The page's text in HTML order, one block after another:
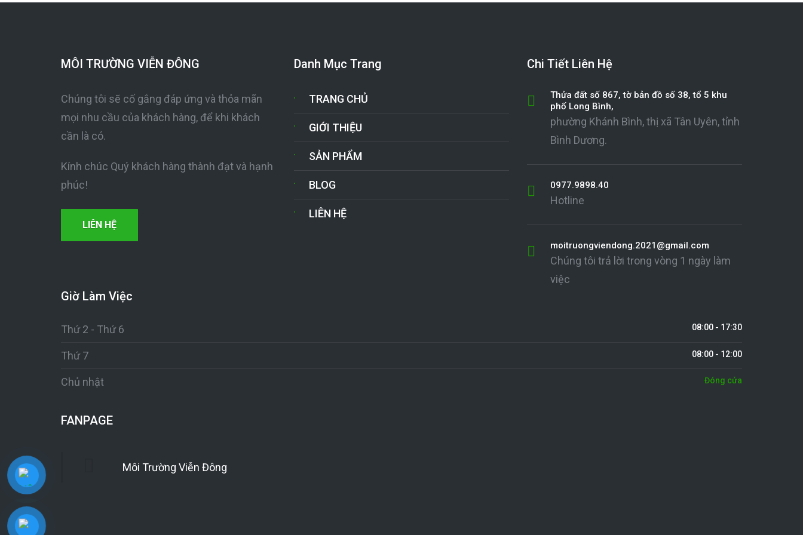
MÔI TRƯỜNG VIỄN ĐÔNG
Chúng tôi sẽ cố gắng đáp ứng và thỏa mãn
mọi nhu cầu của khách hàng, để khi khách
cần là có.
Kính chúc Quý khách hàng thành đạt và hạnh
phúc!
LIÊN HỆ
Danh Mục Trang
TRANG CHỦ
GIỚI THIỆU
SẢN PHẨM
BLOG
LIÊN HỆ
Chi Tiết Liên Hệ
Thửa đất số 867, tờ bản đồ số 38, tổ 5 khu
phố Long Bình,
phường Khánh Bình, thị xã Tân Uyên, tỉnh
Bình Dương.
0977.9898.40
Hotline
moitruongviendong.2021@gmail.com
Chúng tôi trả lời trong vòng 1 ngày làm
việc
Giờ Làm Việc
Thứ 2 - Thứ 6 08:00 - 17:30
Thứ 7 08:00 - 12:00
Chủ nhật Đóng cửa
FANPAGE
Môi Trường Viễn Đông